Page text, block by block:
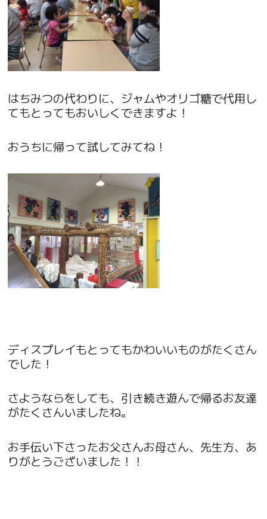
はちみつの代わりに、ジャムやオリゴ糖で代用し
てもとってもおいしくできますよ！
おうちに帰って試してみてね！
ディスプレイもとってもかわいいものがたくさん
でした！
さようならをしても、引き続き遊んで帰るお友達
がたくさんいましたね。
お手伝い下さったお父さんお母さん、先生方、あ
りがとうございました！！